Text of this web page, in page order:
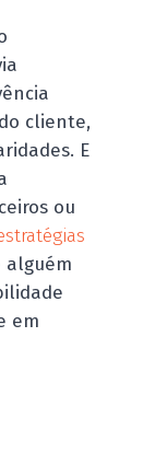
cliente,
E
ou
alguém
em